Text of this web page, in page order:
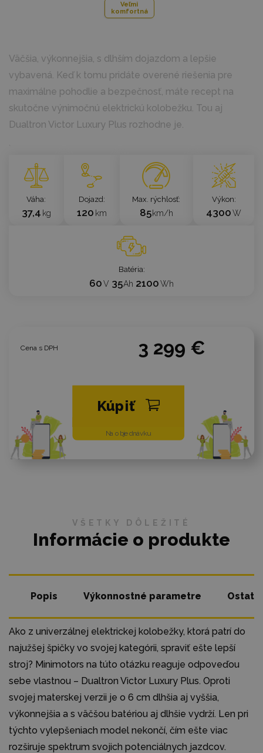
Veľmi
komfortná
Väčšia, výkonnejšia, s dlhším dojazdom a lepšie
vybavená. Keď k tomu pridáte overené riešenia pre
maximálne pohodlie a bezpečnosť, máte recept na
skutočne výnimočnú elektrickú kolobežku. Tou aj
Dualtron Victor Luxury Plus rozhodne je.
`
Váha
37,4 kg
Dojazd
120 km
Max. rýchlosť
85 km/h
Výkon
4300W
Batéria
60V 35Ah 2100Wh
Cena s DPH 3 299 €
Na objednávku
Kúpiť
VŠETKY DÔLEŽITÉ
Informácie o produkte
Popis Výkonnostné parametre
Ako z univerzálnej elektrickej kolobežky, ktorá patrí do
najužšej špičky vo svojej kategórii, spraviť ešte lepší
stroj? Minimotors na túto otázku reaguje odpoveďou
sebe vlastnou – Dualtron Victor Luxury Plus. Oproti
svojej materskej verzii je o 6 cm dlhšia aj vyššia,
výkonnejšia a s väčšou batériou aj dlhšie vydrží. Len pri
týchto vylepšeniach model nekončí, čím ešte viac
rozširuje spektrum svojich potenciálnych jazdcov.